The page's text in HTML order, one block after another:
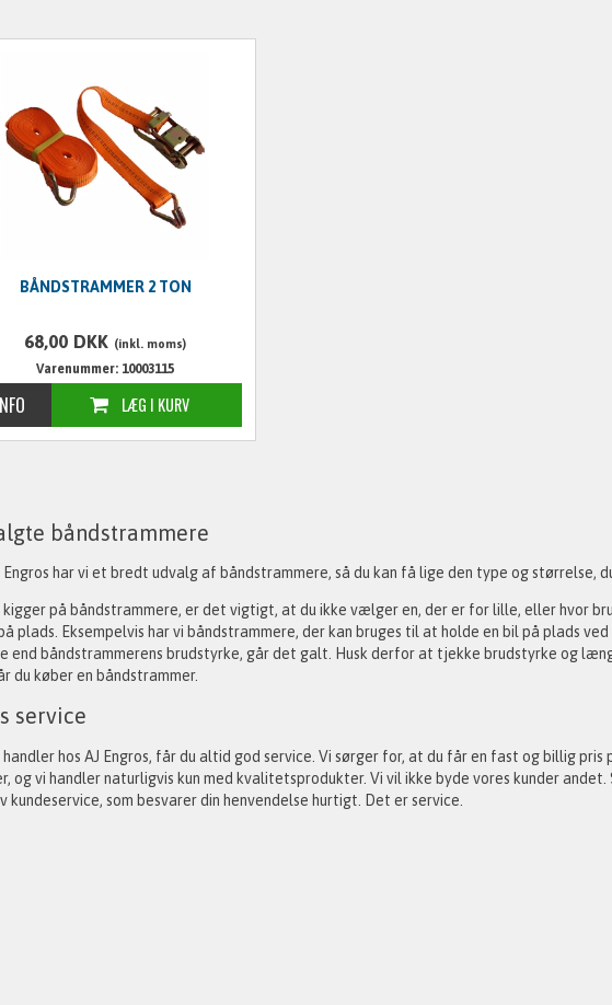
BÅNDSTRAMMER 2 TON
68,00 DKK (inkl. moms)
Varenummer: 10003115
båndstrammere
Engros har vi et bredt udvalg af båndstrammere, så du kan få lige den type og størrelse,
kigger på båndstrammere, er det vigtigt, at du ikke vælger en, der er for lille, eller hvor
plads. Eksempelvis har vi båndstrammere, der kan bruges til at holde en bil på plads
end båndstrammerens brudstyrke, går det galt. Husk derfor at tjekke brudstyrke og
du køber en båndstrammer.
service
handler hos AJ Engros, får du altid god service. Vi sørger for, at du får en fast og billig
og vi handler naturligvis kun med kvalitetsprodukter. Vi vil ikke byde vores kunder
kundeservice, som besvarer din henvendelse hurtigt. Det er service.